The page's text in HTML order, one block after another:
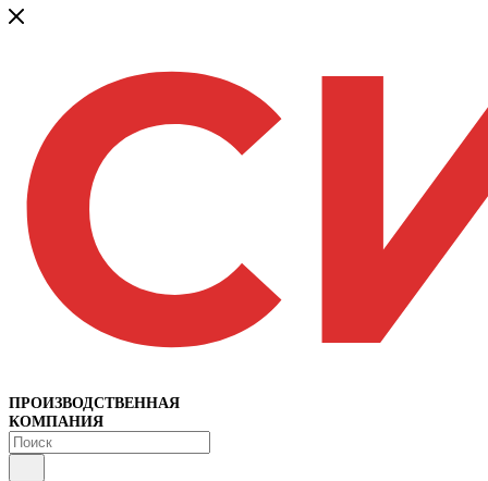
ПРОИЗВОДСТВЕННАЯ
КОМПАНИЯ